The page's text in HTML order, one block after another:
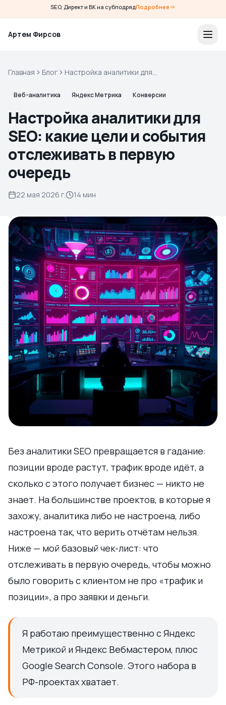
SEO, Директ и ВК на субподрядПодробнее
Артем Фирсов
Главная Блог
Настройка аналитики для
отслеживать в первую
Веб-аналитика Яндекс Метрика Конверсии
Настройка аналитики для
SEO: какие цели и события
отслеживать в первую
очередь
22 мая 2026 г. 14 мин
Без аналитики SEO превращается в гадание:
позиции вроде растут, трафик вроде идёт, а
сколько с этого получает бизнес — никто не
знает. На большинстве проектов, в которые я
захожу, аналитика либо не настроена, либо
настроена так, что верить отчётам нельзя.
Ниже — мой базовый чек-лист: что
отслеживать в первую очередь, чтобы можно
было говорить с клиентом не про «трафик и
позиции», а про заявки и деньги.
Я работаю преимущественно с Яндекс
Метрикой и Яндекс Вебмастером, плюс
Google Search Console. Этого набора в
РФ-проектах хватает.